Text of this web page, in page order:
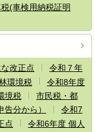
(車検用納税証明
改正点
令和７年
環境税
令和8年度
境税
市民税・都
分から）
令和7
点
令和6年度 個人